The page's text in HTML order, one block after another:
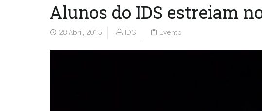
Alunos do IDS estreiam
28 Abril, 2015 IDS Evento